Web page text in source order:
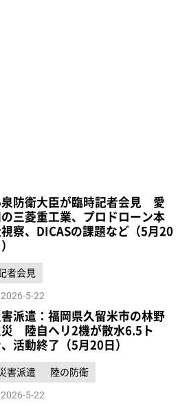
防衛大臣が臨時記者会見 愛
三菱重工業、プロドローン本
察、DICASの課題など（5月20
者会見
2026-5-22
派遣：福岡県久留米市の林野
陸自ヘリ2機が散水6.5ト
活動終了（5月20日）
害派遣 陸の防衛
2026-5-22